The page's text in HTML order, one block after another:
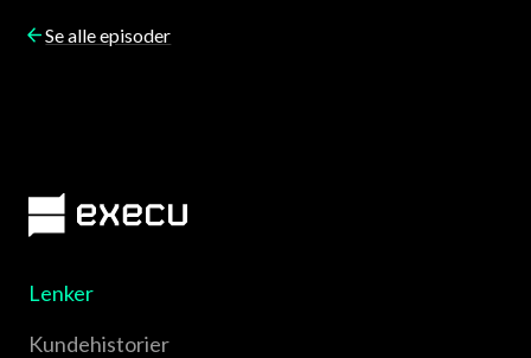
Se alle episoder
Lenker
Kundehistorier